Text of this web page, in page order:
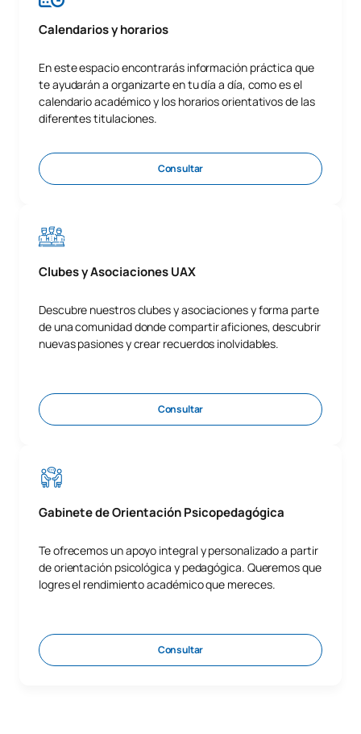
Calendarios y horarios
En este espacio encontrarás información práctica que
te ayudarán a organizarte en tu día a día, como es el
calendario académico y los horarios orientativos de las
diferentes titulaciones.
Consultar
Clubes y Asociaciones UAX
Descubre nuestros clubes y asociaciones y forma parte
de una comunidad donde compartir aficiones, descubrir
nuevas pasiones y crear recuerdos inolvidables.
Consultar
Gabinete de Orientación Psicopedagógica
Te ofrecemos un apoyo integral y personalizado a partir
de orientación psicológica y pedagógica. Queremos que
logres el rendimiento académico que mereces.
Consultar